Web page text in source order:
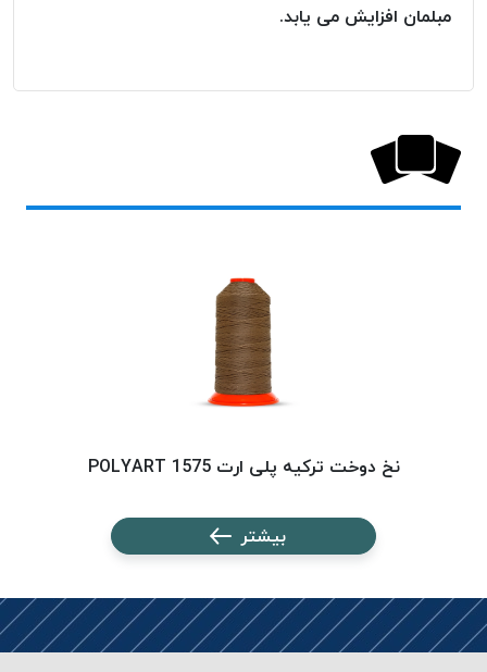
دوک
پایین
OMEGA
VENTO
نسوز
Aramid
&
Aramid
مبلمان افزایش می یابد.
نخ دوخت ترکیه پلی ارت 1575 POLYART
بیشتر